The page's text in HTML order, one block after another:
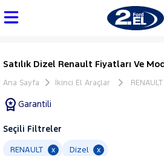
Satılık Dizel Renault Fiyatları Ve
Ana Sayfa İkinci El Araçlar RENAULT
Garantili
Seçili Filtreler
RENAULT x Dizel x